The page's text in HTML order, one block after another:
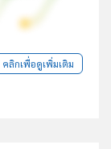
คลิกเพื่อดูเพิ่มเติม